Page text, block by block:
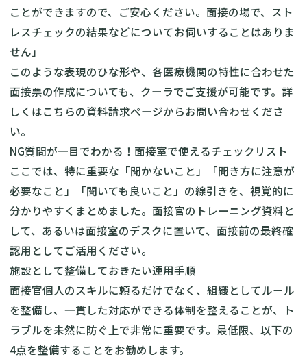
ことができますので、ご安心ください。面接の場で、スト
レスチェックの結果などについてお伺いすることはありま
せん」
このような表現のひな形や、各医療機関の特性に合わせた
面接票の作成についても、クーラでご支援が可能です。詳
しくはこちらの資料請求ページからお問い合わせくださ
い。
NG質問が一目でわかる！面接室で使えるチェックリスト
ここでは、特に重要な「聞かないこと」「聞き方に注意が
必要なこと」「聞いても良いこと」の線引きを、視覚的に
分かりやすくまとめました。面接官のトレーニング資料と
して、あるいは面接室のデスクに置いて、面接前の最終確
認用としてご活用ください。
施設として整備しておきたい運用手順
面接官個人のスキルに頼るだけでなく、組織としてルール
を整備し、一貫した対応ができる体制を整えることが、ト
ラブルを未然に防ぐ上で非常に重要です。最低限、以下の
4点を整備することをお勧めします。